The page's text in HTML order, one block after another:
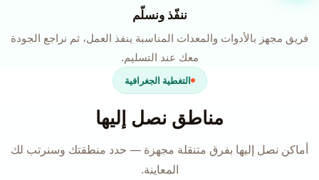
ننفّذ ونسلّم
فريق مجهز بالأدوات والمعدات المناسبة ينفذ العمل، ثم نراجع الجودة
معك عند التسليم.
التغطية الجغرافية
مناطق نصل إليها
أماكن نصل إليها بفرق متنقلة مجهزة — حدد منطقتك وسنرتب لك
المعاينة.